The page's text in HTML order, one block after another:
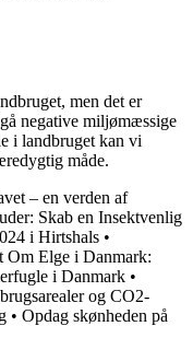
men det er
negative miljømæssige
i landbruget kan vi
måde.
– en verden af
Skab en Insektvenlig
i Hirtshals •
Om Elge i Danmark:
i Danmark •
og CO2-
• Opdag skønheden på